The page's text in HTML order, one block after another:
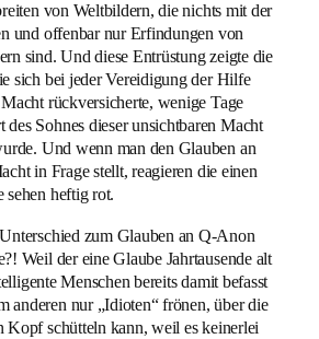
von Weltbildern, die nichts mit der
und offenbar nur Erfindungen von
sind. Und diese Entrüstung zeigte die
sich bei jeder Vereidigung der Hilfe
rückversicherte, wenige Tage
des Sohnes dieser unsichtbaren Macht
Und wenn man den Glauben an
in Frage stellt, reagieren die einen
sehen heftig rot.
zum Glauben an Q-Anon
Weil der eine Glaube Jahrtausende alt
Menschen bereits damit befasst
anderen nur „Idioten“ frönen, über die
Kopf schütteln kann, weil es keinerlei